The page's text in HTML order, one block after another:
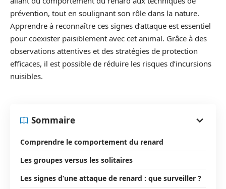
prévention, tout en soulignant son rôle dans la nature.
Apprendre à reconnaître ces signes d’attaque est essentiel
pour coexister paisiblement avec cet animal. Grâce à des
observations attentives et des stratégies de protection
efficaces, il est possible de réduire les risques d’incursions
nuisibles.
Sommaire
Comprendre le comportement du renard
Les groupes versus les solitaires
Les signes d’une attaque de renard : que surveiller ?